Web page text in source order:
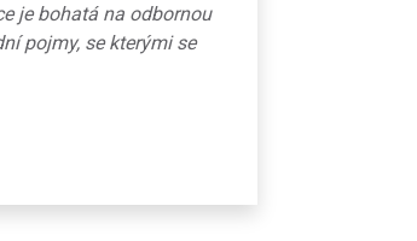
je bohatá na odbornou
pojmy, se kterými se